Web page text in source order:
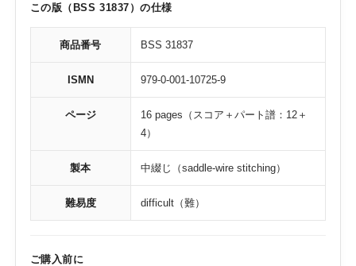
この版（BSS 31837）の仕様
商品番号 BSS 31837
ISMN 979-0-001-10725-9
ページ
16 pages（スコア＋パート譜：12＋
4）
製本 中綴じ（saddle-wire stitching）
難易度 difficult（難）
ご購入前に